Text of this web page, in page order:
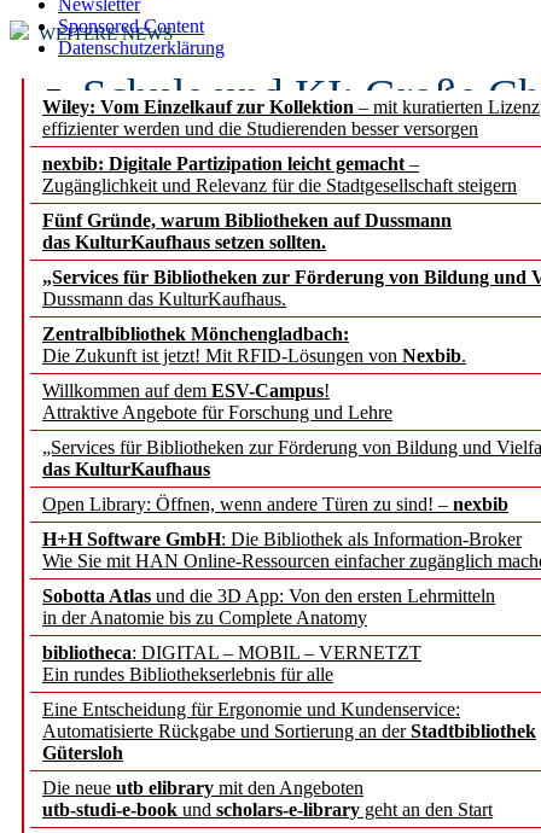
Newsletter
Sponsored Content
Datenschutzerklärung
Wiley: Vom Einzelkauf zur Kollektion – mit kuratierten
effizienter werden und die Studierenden besser versorgen
nexbib: Digitale Partizipation leicht gemacht –
Zugänglichkeit und Relevanz für die Stadtgesellschaft steigern
Fünf Gründe, warum Bibliotheken auf Dussmann
das KulturKaufhaus setzen sollten.
„Services für Bibliotheken zur Förderung von Bildung und
Dussmann das KulturKaufhaus.
Zentralbibliothek Mönchengladbach:
Die Zukunft ist jetzt! Mit RFID-Lösungen von Nexbib.
Willkommen auf dem ESV-Campus!
Attraktive Angebote für Forschung und Lehre
„Services für Bibliotheken zur Förderung von Bildung und
das KulturKaufhaus
Open Library: Öffnen, wenn andere Türen zu sind! – nexbib
H+H Software GmbH: Die Bibliothek als Information-Broker
Wie Sie mit HAN Online-Ressourcen einfacher zugänglich
Sobotta Atlas und die 3D App: Von den ersten Lehrmitteln
in der Anatomie bis zu Complete Anatomy
bibliotheca: DIGITAL – MOBIL – VERNETZT
Ein rundes Bibliothekserlebnis für alle
Eine Entscheidung für Ergonomie und Kundenservice:
Automatisierte Rückgabe und Sortierung an derStadtbibliothek
Gütersloh
Die neue utb elibrary mit den Angeboten
utb-studi-e-book und scholars-e-library geht an den Start
WEITERE NEWS
Schule und KI: Große
Voraussetzungen
Erfolgreiches erstes
Segment Research –
angepasst
konstruktiv!
Mohr Siebeck
und die Zeitschrift für
Francke Attempto
EBSCO Information
Recherchefunktionen in
Sorbisches Institut neu
Geschichte und